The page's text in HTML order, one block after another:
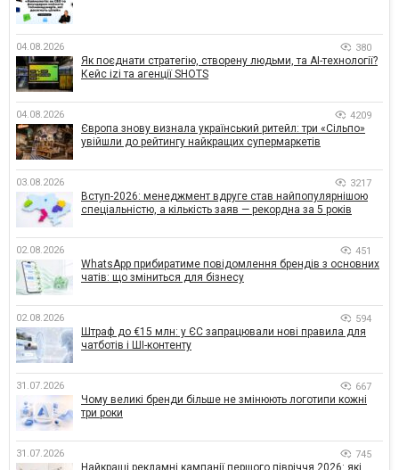
04.08.2026 380
Як поєднати стратегію, створену людьми, та AI-технології?
Кейс izi та агенції SHOTS
04.08.2026 4209
Європа знову визнала український ритейл: три «Сільпо»
увійшли до рейтингу найкращих супермаркетів
03.08.2026 3217
Вступ-2026: менеджмент вдруге став найпопулярнішою
спеціальністю, а кількість заяв — рекордна за 5 років
02.08.2026 451
WhatsApp прибиратиме повідомлення брендів з основних
чатів: що зміниться для бізнесу
02.08.2026 594
Штраф до €15 млн: у ЄС запрацювали нові правила для
чатботів і ШІ-контенту
31.07.2026 667
Чому великі бренди більше не змінюють логотипи кожні
три роки
31.07.2026 745
Найкращі рекламні кампанії першого півріччя 2026: які